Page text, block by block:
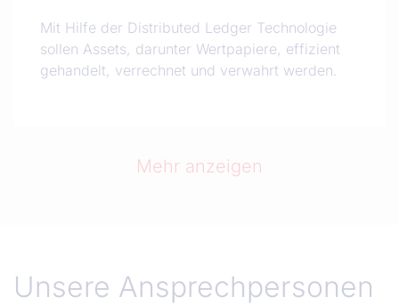
Mit Hilfe der Distributed Ledger Technologie
sollen Assets, darunter Wertpapiere, effizient
gehandelt, verrechnet und verwahrt werden.
Mehr anzeigen
Unsere Ansprechpersonen